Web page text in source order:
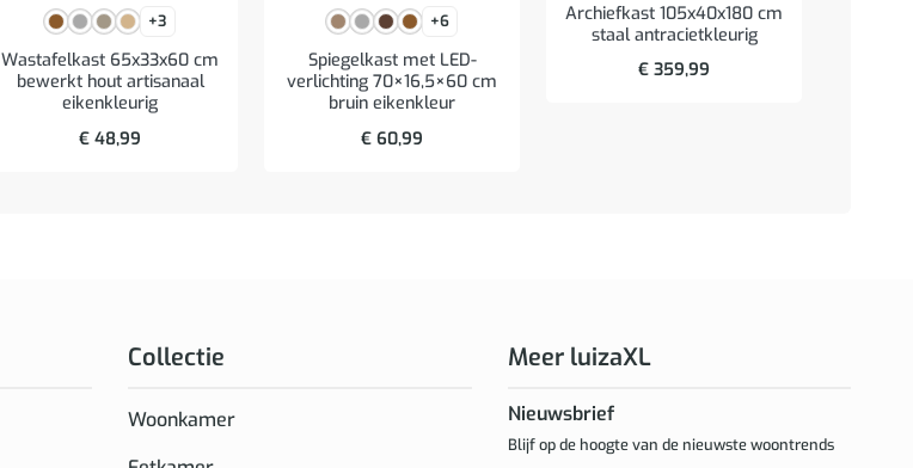
+3
Wastafelkast 65x33x60 cm
bewerkt hout artisanaal
eikenkleurig
€ 48,99
+6
Spiegelkast met LED-
verlichting 70×16,5×60 cm
bruin eikenkleur
€ 60,99
Archiefkast 105x40x180 cm
staal antracietkleurig
€ 359,99
Collectie
Woonkamer
Meer luizaXL
Nieuwsbrief
Blijf op de hoogte van de nieuwste woontrends